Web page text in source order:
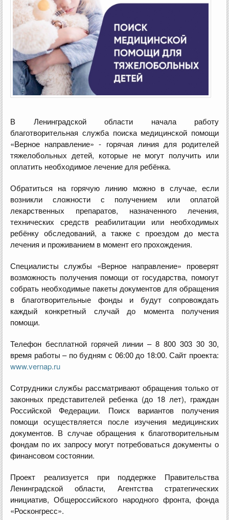
В Ленинградской области начала работу
благотворительная служба поиска медицинской помощи
«Верное направление» - горячая линия для родителей
тяжелобольных детей, которые не могут получить или
оплатить необходимое лечение для ребёнка.
Обратиться на горячую линию можно в случае, если
возникли сложности с получением или оплатой
лекарственных препаратов, назначенного лечения,
технических средств реабилитации или необходимых
ребёнку обследований, а также с проездом до места
лечения и проживанием в момент его прохождения.
Специалисты службы «Верное направление» проверят
возможность получения помощи от государства, помогут
собрать необходимые пакеты документов для обращения
в благотворительные фонды и будут сопровождать
каждый конкретный случай до момента получения
помощи.
Телефон бесплатной горячей линии – 8 800 303 30 30,
время работы – по будням с 06:00 до 18:00. Сайт проекта:
www.vernap.ru
Сотрудники службы рассматривают обращения только от
законных представителей ребенка (до 18 лет), граждан
Российской Федерации. Поиск вариантов получения
помощи осуществляется после изучения медицинских
документов. В случае обращения к благотворительным
фондам по их запросу могут потребоваться документы о
финансовом состоянии.
Проект реализуется при поддержке Правительства
Ленинградской области, Агентства стратегических
инициатив, Общероссийского народного фронта, фонда
«Росконгресс».